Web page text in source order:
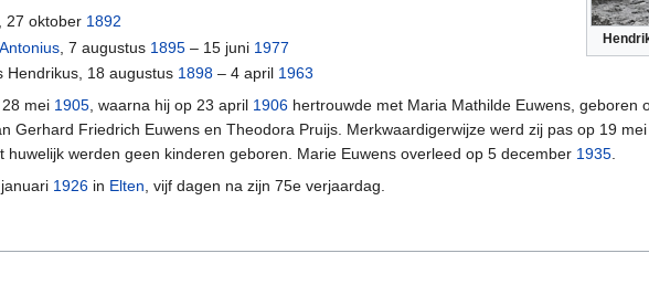
27 oktober 1892
, 7 augustus 1895 – 15 juni 1977
Hendrikus, 18 augustus 1898 – 4 april 1963
mei 1905 , waarna hij op 23 april 1906 hertrouwde met Maria Mathilde Euwens, geboren
Gerhard Friedrich Euwens en Theodora Pruijs. Merkwaardigerwijze werd zij pas op 19 mei
huwelijk werden geen kinderen geboren. Marie Euwens overleed op 5 december 1935
1926 in Elten , vijf dagen na zijn 75e verjaardag.